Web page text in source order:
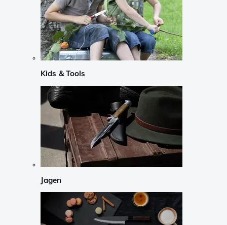
Kids & Tools
Jagen